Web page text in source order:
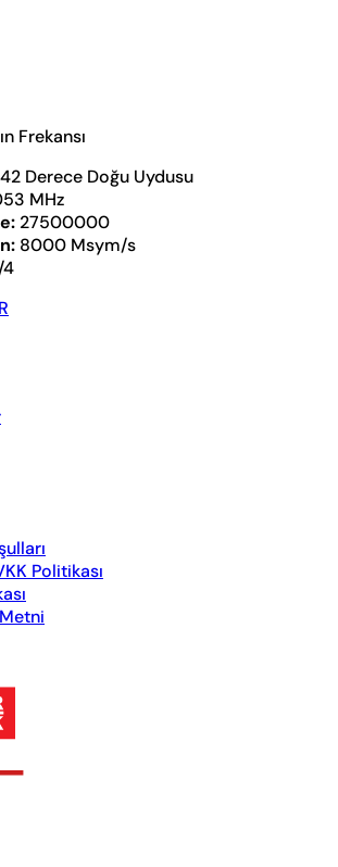
Frekansı
Derece Doğu Uydusu
MHz
27500000
8000 Msym/s
4
Politikası